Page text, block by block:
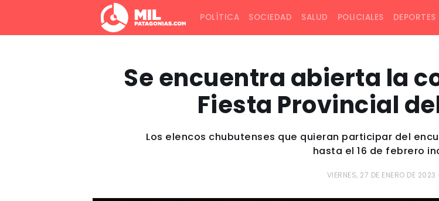
POLÍTICA SOCIEDAD SALUD POLICIALES DEPORTES
Se encuentra abierta la
Fiesta Provincial
Los elencos chubutenses que quieran participar del
hasta el 16 de febrero
VIERNES, 27 DE ENERO DE